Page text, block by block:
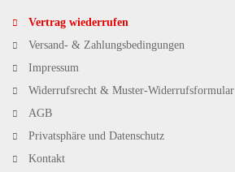
Vertrag wiederrufen
Versand- & Zahlungsbedingungen
Impressum
Widerrufsrecht & Muster-Widerrufsformular
AGB
Privatsphäre und Datenschutz
Kontakt